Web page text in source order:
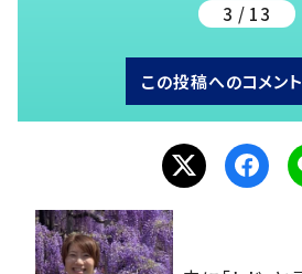
3 / 13
この投稿へのコメン